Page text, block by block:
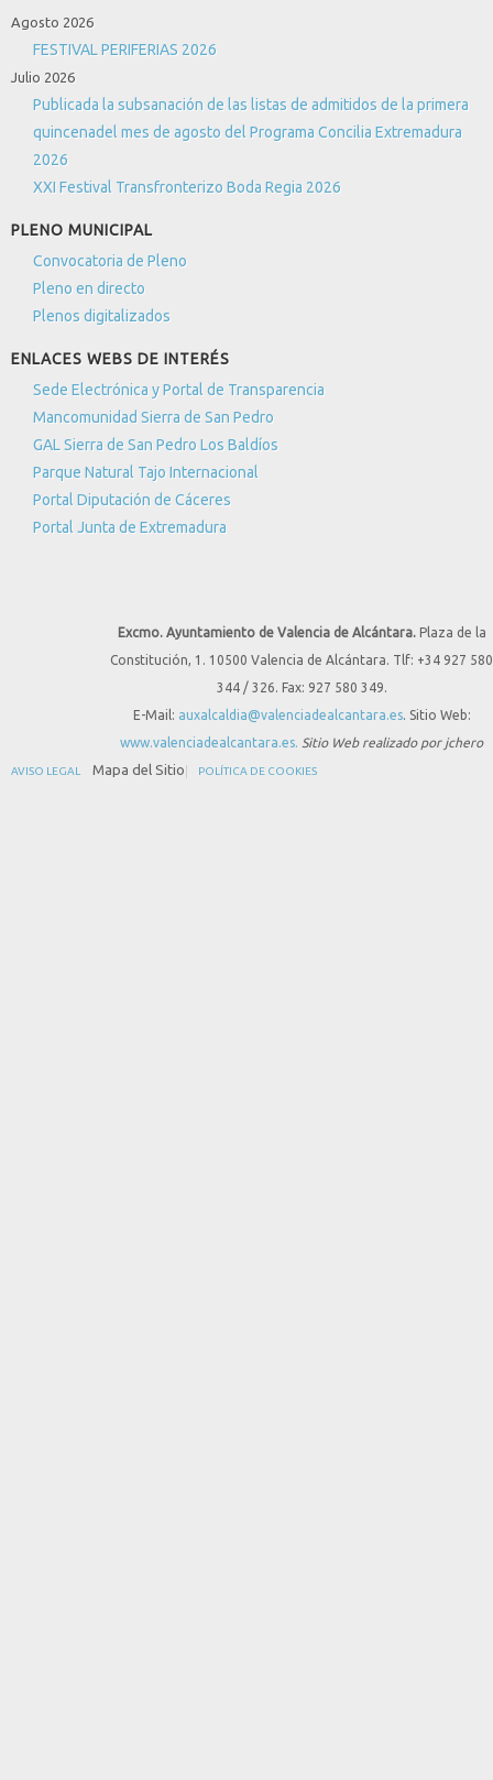
Agosto 2026
FESTIVAL PERIFERIAS 2026
Julio 2026
Publicada la subsanación de las listas de admitidos de la primera
quincenadel mes de agosto del Programa Concilia Extremadura
2026
XXI Festival Transfronterizo Boda Regia 2026
PLENO MUNICIPAL
Convocatoria de Pleno
Pleno en directo
Plenos digitalizados
ENLACES WEBS DE INTERÉS
Sede Electrónica y Portal de Transparencia
Mancomunidad Sierra de San Pedro
GAL Sierra de San Pedro Los Baldíos
Parque Natural Tajo Internacional
Portal Diputación de Cáceres
Portal Junta de Extremadura
Excmo. Ayuntamiento de Valencia de Alcántara. Plaza de la
Constitución, 1. 10500 Valencia de Alcántara. Tlf: +34 927 580
344 / 326. Fax: 927 580 349.
E-Mail: auxalcaldia@valenciadealcantara.es. Sitio Web:
www.valenciadealcantara.es.
Sitio Web realizado por jchero
AVISO LEGAL Mapa del Sitio POLÍTICA DE COOKIES